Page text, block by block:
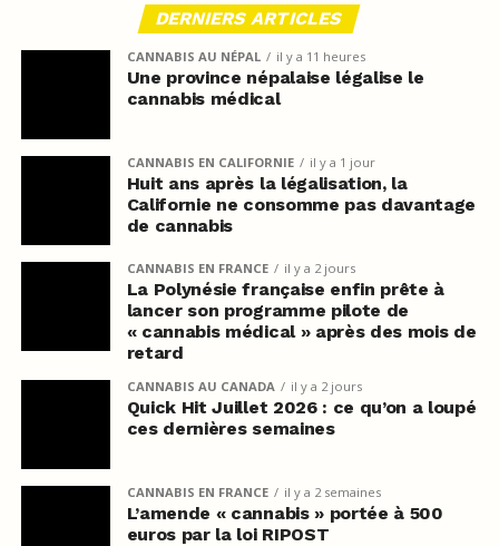
DERNIERS ARTICLES
CANNABIS AU NÉPAL il y a 11 heures
Une province népalaise légalise le
cannabis médical
CANNABIS EN CALIFORNIE il y a 1 jour
Huit ans après la légalisation, la
Californie ne consomme pas davantage
de cannabis
CANNABIS EN FRANCE il y a 2 jours
La Polynésie française enfin prête à
lancer son programme pilote de
« cannabis médical » après des mois de
retard
CANNABIS AU CANADA il y a 2 jours
Quick Hit Juillet 2026 : ce qu’on a loupé
ces dernières semaines
CANNABIS EN FRANCE il y a 2 semaines
L’amende « cannabis » portée à 500
euros par la loi RIPOST